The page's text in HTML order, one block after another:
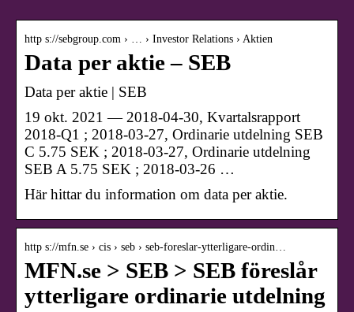
http s://sebgroup.com › … › Investor Relations › Aktien
Data per aktie – SEB
Data per aktie | SEB
19 okt. 2021 — 2018-04-30, Kvartalsrapport
2018-Q1 ; 2018-03-27, Ordinarie utdelning SEB
C 5.75 SEK ; 2018-03-27, Ordinarie utdelning
SEB A 5.75 SEK ; 2018-03-26 …
Här hittar du information om data per aktie.
http s://mfn.se › cis › seb › seb-foreslar-ytterligare-ordin…
MFN.se > SEB > SEB föreslår
ytterligare ordinarie utdelning